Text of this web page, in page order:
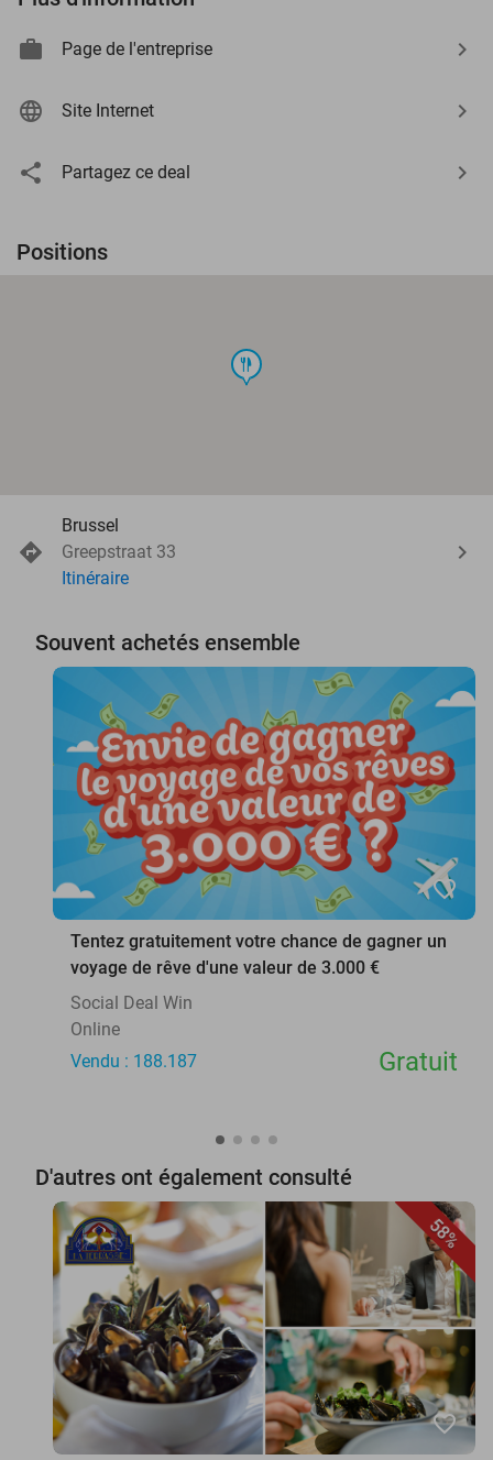
Page de l'entreprise
Site Internet
Partagez ce deal
Positions
food
Brussel
Greepstraat 33
Itinéraire
Souvent achetés ensemble
favorite_border
Tentez gratuitement votre chance de gagner un
voyage de rêve d'une valeur de 3.000 €
Social Deal Win
Online
Vendu : 188.187
Gratuit
D'autres ont également consulté
58%
favorite_border